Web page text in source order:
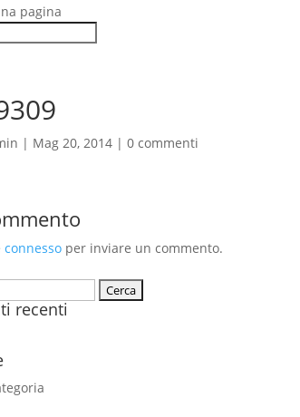
pagina
| Mag 20, 2014 |0 commenti
connesso per inviare un commento.
recenti